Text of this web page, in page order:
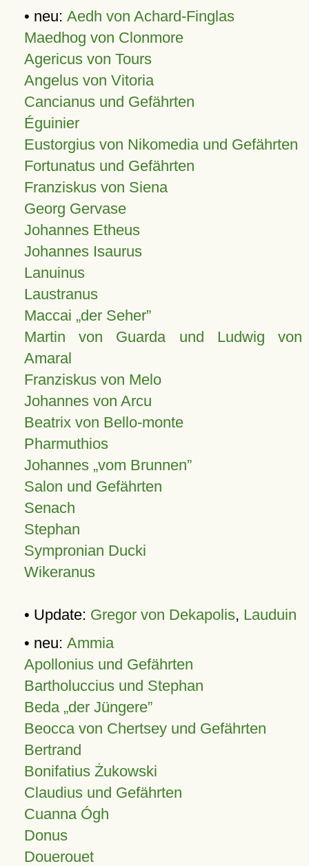
• neu: Aedh von Achard-Finglas
Maedhog von Clonmore
Agericus von Tours
Angelus von Vitoria
Cancianus und Gefährten
Éguinier
Eustorgius von Nikomedia und Gefährten
Fortunatus und Gefährten
Franziskus von Siena
Georg Gervase
Johannes Etheus
Johannes Isaurus
Lanuinus
Laustranus
Maccai „der Seher”
Martin von Guarda und Ludwig von
Amaral
Franziskus von Melo
Johannes von Arcu
Beatrix von Bello-monte
Pharmuthios
Johannes vom Brunnen
Salon und Gefährten
Senach
Stephan
Sympronian Ducki
Wikeranus
• Update: Gregor von Dekapolis, Lauduin
• neu: Ammia
Apollonius und Gefährten
Bartholuccius und Stephan
Beda „der Jüngere”
Beocca von Chertsey und Gefährten
Bertrand
Bonifatius Żukowski
Claudius und Gefährten
Cuanna Ógh
Donus
Douerouet